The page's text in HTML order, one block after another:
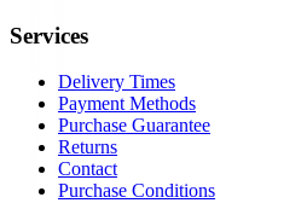
Services
Delivery Times
Payment Methods
Purchase Guarantee
Returns
Contact
Purchase Conditions